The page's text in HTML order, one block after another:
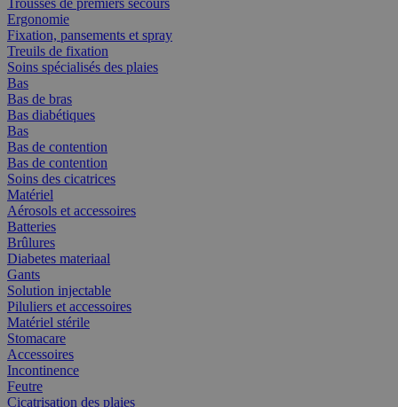
Trousses de premiers secours
Ergonomie
Fixation, pansements et spray
Treuils de fixation
Soins spécialisés des plaies
Bas
Bas de bras
Bas diabétiques
Bas
Bas de contention
Bas de contention
Soins des cicatrices
Matériel
Aérosols et accessoires
Batteries
Brûlures
Diabetes materiaal
Gants
Solution injectable
Piluliers et accessoires
Matériel stérile
Stomacare
Accessoires
Incontinence
Feutre
Cicatrisation des plaies